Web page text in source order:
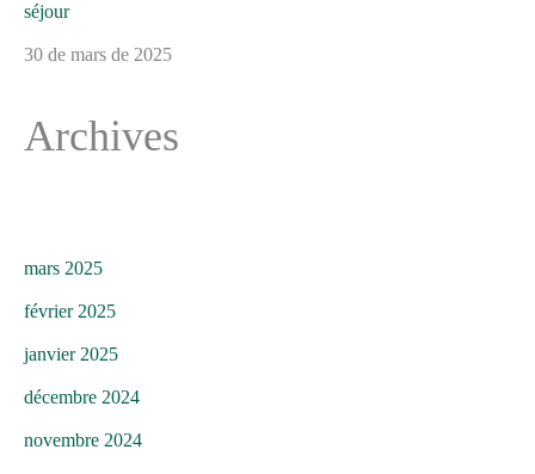
séjour
30 de mars de 2025
Archives
mars 2025
février 2025
janvier 2025
décembre 2024
novembre 2024